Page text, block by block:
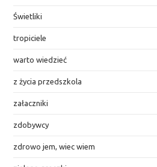
Świetliki
tropiciele
warto wiedzieć
z życia przedszkola
załaczniki
zdobywcy
zdrowo jem, wiec wiem